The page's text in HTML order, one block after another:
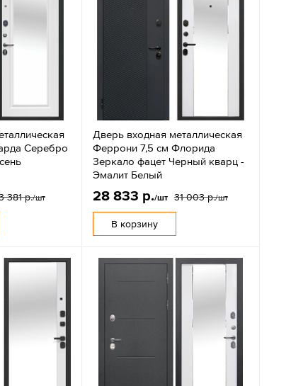
Серебро
381 р./шт
Дверь входная металлическая
Феррони 7,5 см Флорида
Зеркало фацет Черный кварц -
Эмалит Белый
28 833 р./шт 31 003 р./шт
В корзину